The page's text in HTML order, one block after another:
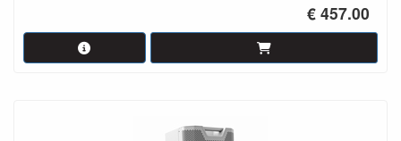
€ 457.00